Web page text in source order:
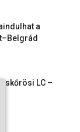
a
LC –